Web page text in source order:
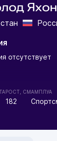
отсутствует
РОСТ, СМ
182
АМПЛУА